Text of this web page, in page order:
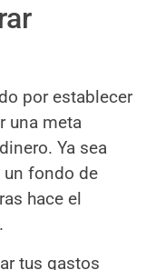
por establecer
una meta
Ya sea
un fondo de
hace el
tus gastos